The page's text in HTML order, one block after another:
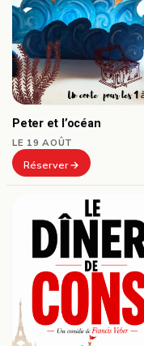
Peter et l’océan
LE 19 AOÛT
Réserver